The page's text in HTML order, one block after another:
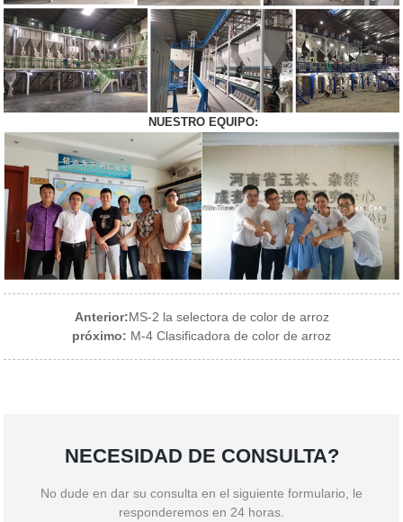
NUESTRO EQUIPO:
Anterior:MS-2 la selectora de color de arroz
próximo: M-4 Clasificadora de color de arroz
NECESIDAD DE CONSULTA?
No dude en dar su consulta en el siguiente formulario, le
responderemos en 24 horas.